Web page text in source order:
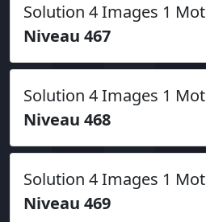
Solution 4 Images 1 Mot
Niveau 467
Solution 4 Images 1 Mot
Niveau 468
Solution 4 Images 1 Mot
Niveau 469